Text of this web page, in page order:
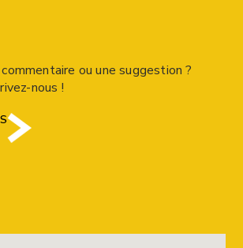
ou une suggestion ?
nous !